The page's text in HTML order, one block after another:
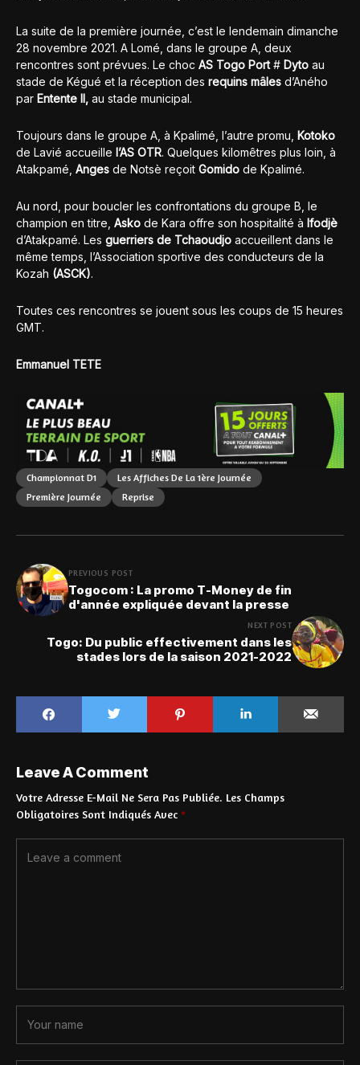
La suite de la première journée, c’est le lendemain dimanche
28 novembre 2021. A Lomé, dans le groupe A, deux
rencontres sont prévues. Le choc AS Togo Port# Dyto au
stade de Kégué et la réception des requins mâles d’Aného
par Entente II, au stade municipal.
Toujours dans le groupe A, à Kpalimé, l’autre promu, Kotoko
de Lavié accueille l’AS OTR. Quelques kilomêtres plus loin, à
Atakpamé, Anges de Notsè reçoit Gomido de Kpalimé.
Au nord, pour boucler les confrontations du groupe B, le
champion en titre, Asko de Kara offre son hospitalité à Ifodjè
d’Atakpamé. Les guerriers de Tchaoudjo accueillent dans le
même temps, l’Association sportive des conducteurs de la
Kozah (ASCK).
Toutes ces rencontres se jouent sous les coups de 15 heures
GMT.
Emmanuel TETE
Championnat D1
Les Affiches De La 1ère Journée
Première Journée
Reprise
PREVIOUS POST
Togocom : La promo T-Money de fin
d'année expliquée devant la presse
NEXT POST
Togo: Du public effectivement dans les
stades lors de la saison 2021-2022
Leave A Comment
Votre Adresse E-Mail Ne Sera Pas Publiée. Les Champs
Obligatoires Sont Indiqués Avec *